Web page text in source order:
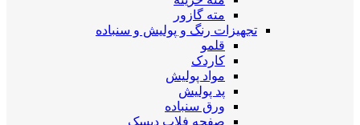
مته گازور
تجهیزات رنگ و پولیش و سنباده
قلمو
کاردک
مواد پولیش
پد پولیش
ورق سنباده
صفحه فلاپ دیسک